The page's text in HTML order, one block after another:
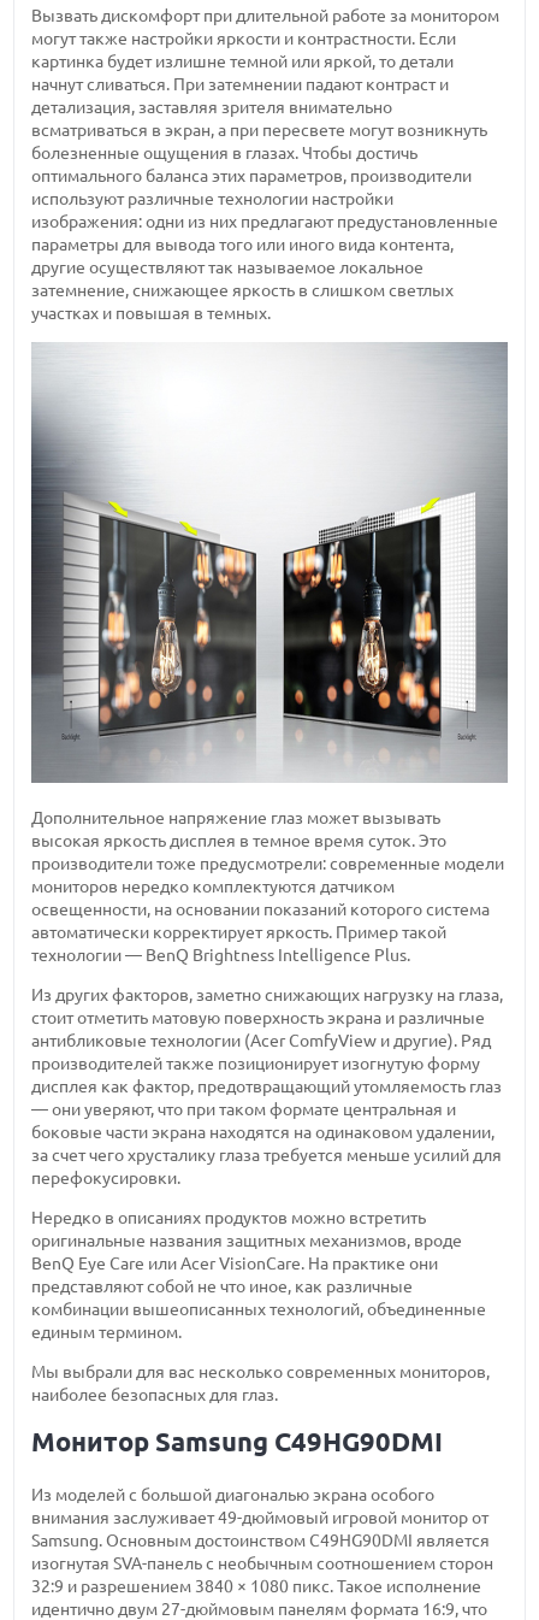
Вызвать дискомфорт при длительной работе за монитором
могут также настройки яркости и контрастности. Если
картинка будет излишне темной или яркой, то детали
начнут сливаться. При затемнении падают контраст и
детализация, заставляя зрителя внимательно
всматриваться в экран, а при пересвете могут возникнуть
болезненные ощущения в глазах. Чтобы достичь
оптимального баланса этих параметров, производители
используют различные технологии настройки
изображения: одни из них предлагают предустановленные
параметры для вывода того или иного вида контента,
другие осуществляют так называемое локальное
затемнение, снижающее яркость в слишком светлых
участках и повышая в темных.
Дополнительное напряжение глаз может вызывать
высокая яркость дисплея в темное время суток. Это
производители тоже предусмотрели: современные модели
мониторов нередко комплектуются датчиком
освещенности, на основании показаний которого система
автоматически корректирует яркость. Пример такой
технологии — BenQ Brightness Intelligence Plus.
Из других факторов, заметно снижающих нагрузку на глаза,
стоит отметить матовую поверхность экрана и различные
антибликовые технологии (Acer ComfyView и другие). Ряд
производителей также позиционирует изогнутую форму
дисплея как фактор, предотвращающий утомляемость глаз
— они уверяют, что при таком формате центральная и
боковые части экрана находятся на одинаковом удалении,
за счет чего хрусталику глаза требуется меньше усилий для
перефокусировки.
Нередко в описаниях продуктов можно встретить
оригинальные названия защитных механизмов, вроде
BenQ Eye Care или Acer VisionCare. На практике они
представляют собой не что иное, как различные
комбинации вышеописанных технологий, объединенные
единым термином.
Мы выбрали для вас несколько современных мониторов,
наиболее безопасных для глаз.
Монитор Samsung C49HG90DMI
Из моделей с большой диагональю экрана особого
внимания заслуживает 49-дюймовый игровой монитор от
Samsung. Основным достоинством C49HG90DMI является
изогнутая SVA-панель с необычным соотношением сторон
32:9 и разрешением 3840 × 1080 пикс. Такое исполнение
идентично двум 27-дюймовым панелям формата 16:9, что